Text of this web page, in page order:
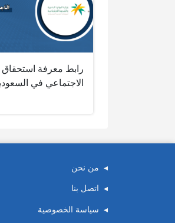
رابط معرفة
الاجتماعي في
من نحن
اتصل بنا
سياسة الخصوصية